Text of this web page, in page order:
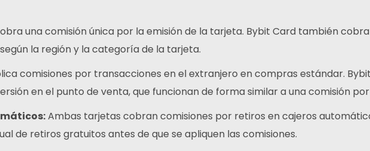
Teléfono:
+6011 5888 4061
una comisión única por la emisión de la tarjeta. Bybit Card también
la región y la categoría de la tarjeta.
comisiones por transacciones en el extranjero en compras estándar.
en el punto de venta, que funcionan de forma similar a una comisión
Ambas tarjetas cobran comisiones por retiros en cajeros
de retiros gratuitos antes de que se apliquen las comisiones.